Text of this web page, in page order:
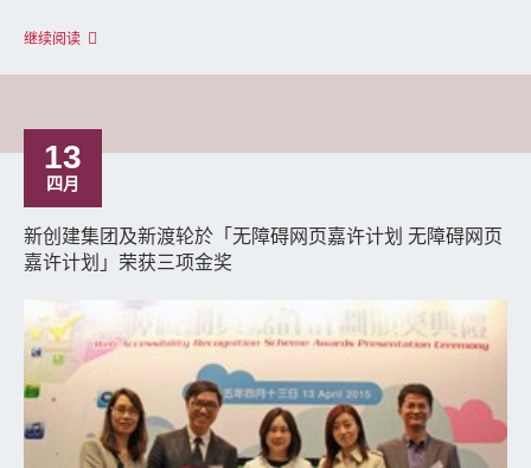
继续阅读
13
四月
新创建集团及新渡轮於「无障碍网页嘉许计划 无障碍网页
嘉许计划」荣获三项金奖